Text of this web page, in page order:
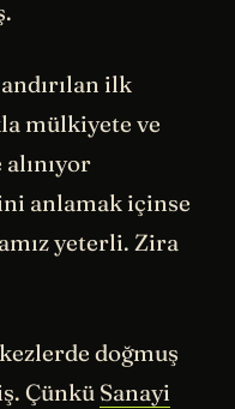
ilk
mülkiyete ve
anlamak içinse
yeterli. Zira
doğmuş
Çünkü Sanayi